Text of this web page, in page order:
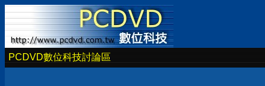
PCDVD數位科技討論區